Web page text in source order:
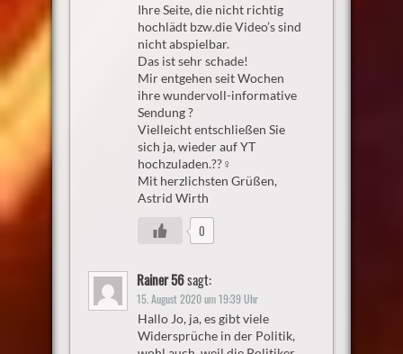
Ihre Seite, die nicht richtig
hochlädt bzw.die Video’s sind
nicht abspielbar.
Das ist sehr schade!
Mir entgehen seit Wochen
ihre wundervoll-informative
Sendung ?
Vielleicht entschließen Sie
sich ja, wieder auf YT
hochzuladen.??‍♀️
Mit herzlichsten Grüßen,
Astrid Wirth
0
Rainer 56sagt:
15. August 2020 um 19:39 Uhr
Hallo Jo, ja, es gibt viele
Widersprüche in der Politik,